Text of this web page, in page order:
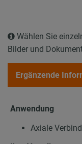
Wählen Sie
Bilder und
Ergänzende
Anwendung
Axiale